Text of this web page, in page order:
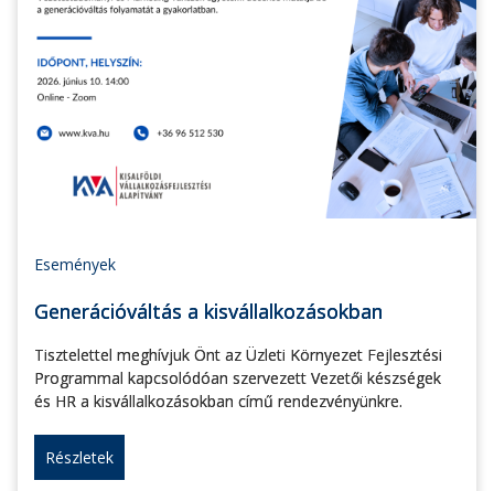
Események
Generációváltás a kisvállalkozásokban
Tisztelettel meghívjuk Önt az Üzleti Környezet Fejlesztési
Programmal kapcsolódóan szervezett Vezetői készségek
és HR a kisvállalkozásokban című rendezvényünkre.
Részletek